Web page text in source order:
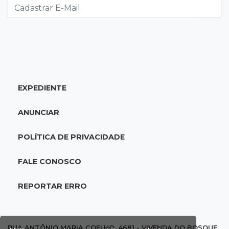
que matou companheira em Rio Verde
16:15Sem oxigênio
d'água em obra do Belas Artes
Detran oferece serviços de transferência e
alerta para testosterona falsificada
EXPEDIENTE
ANUNCIAR
POLÍTICA DE PRIVACIDADE
FALE CONOSCO
REPORTAR ERRO